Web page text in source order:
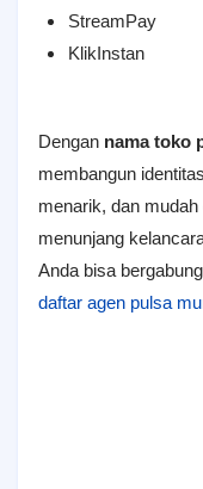
StreamPay
KlikInstan
Dengan nama toko
membangun
menarik, dan
menunjang
Anda bisa
daftar agen pulsa